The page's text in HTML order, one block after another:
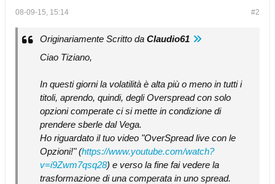
#2
08-09-15, 15:14
Originariamente Scritto da Claudio61
Ciao Tiziano,
In questi giorni la volatilità è alta più o meno in tutti i
titoli, aprendo, quindi, degli Overspread con solo
opzioni comperate ci si mette in condizione di
prendere sberle dal Vega.
Ho riguardato il tuo video "OverSpread live con le
Opzioni!" (https://www.youtube.com/watch?
v=i9Zwm7qsq28) e verso la fine fai vedere la
trasformazione di una comperata in uno spread.